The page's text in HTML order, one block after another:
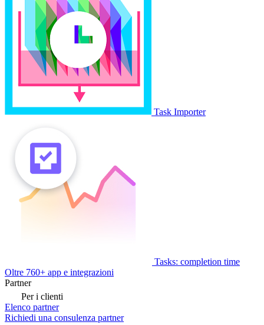
Task Importer
Tasks: completion time
Oltre 760+ app e integrazioni
Partner
Per i clienti
Elenco partner
Richiedi una consulenza partner